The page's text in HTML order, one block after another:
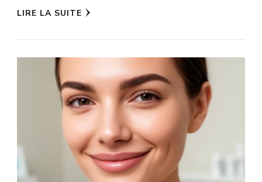
LIRE LA SUITE